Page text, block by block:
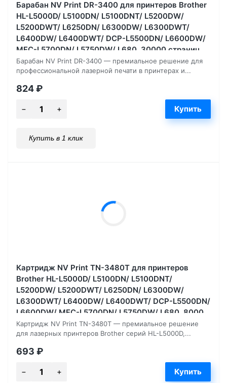
Барабан NV Print DR-3400 для принтеров Brother
HL-L5000D/ L5100DN/ L5100DNT/ L5200DW/
L5200DWT/ L6250DN/ L6300DW/ L6300DWT/
L6400DW/ L6400DWT/ DCP-L5500DN/ L6600DW/
MFC-L5700DN/ L5750DW/ L680, 30000 страниц
Барабан NV Print DR-3400 — премиальное решение для
профессиональной лазерной печати в принтерах и...
824₽
Купить в 1 клик
Картридж NV Print TN-3480T для принтеров
Brother HL-L5000D/ L5100DN/ L5100DNT/
L5200DW/ L5200DWT/ L6250DN/ L6300DW/
L6300DWT/ L6400DW/ L6400DWT/ DCP-L5500DN/
L6600DW/ MFC-L5700DN/ L5750DW/ L680, 8000
страниц
Картридж NV Print TN-3480T — премиальное решение
для лазерных принтеров Brother серий HL-L5000D,...
693 ₽